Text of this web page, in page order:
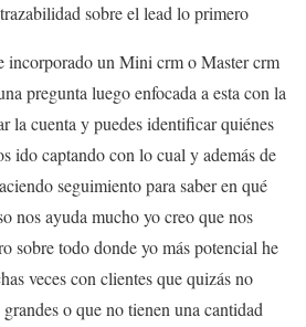
sobre el lead lo primero
incorporado un Mini crm o Master crm
pregunta luego enfocada a esta con la
la cuenta y puedes identificar quiénes
ido captando con lo cual y además de
seguimiento para saber en qué
nos ayuda mucho yo creo que nos
sobre todo donde yo más potencial he
veces con clientes que quizás no
o que no tienen una cantidad